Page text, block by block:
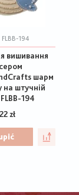
FLBB-194
вишивання
шарм
на штучній
FLBB-194
22 zł